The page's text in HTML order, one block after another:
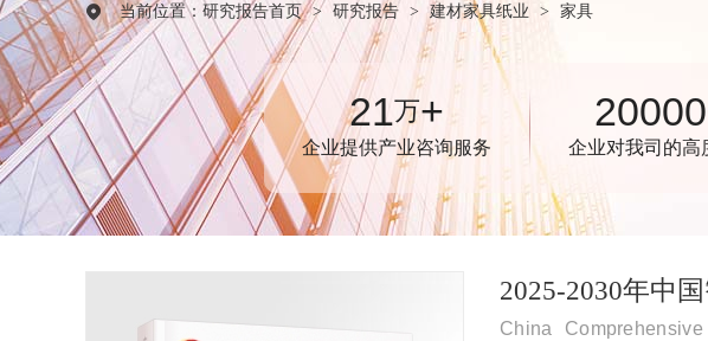
当前位置： 研究报告首页 > 研究报告 > 建材家具纸业 > 家具
21万+
企业提供产业咨询服务 企业对我司的高
2025-2030年中
China
测报告
品质保障，一年免费更新维护
报告编号：1921226
出版日期：2025年8月
《2025-2030年中国智能床垫行业全景调研与消费升级趋势预测报
告》由中研普华智能床垫行业分析专家领衔撰写，主要分析了智
能床垫行业的市场规模、发展现状与投资前景，同时对智能床垫